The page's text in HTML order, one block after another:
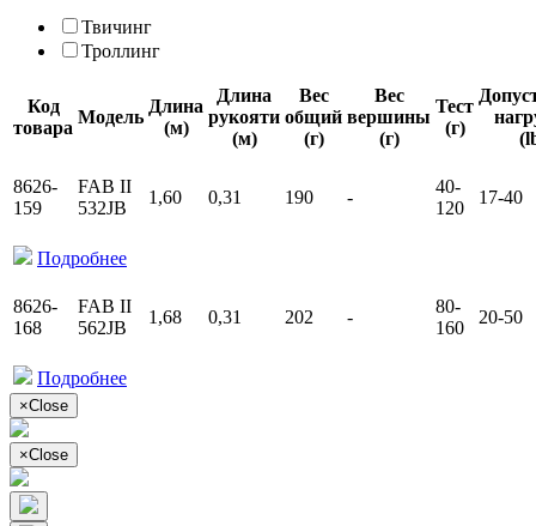
Код
товара
Модель
Длина
(м)
Длина
рукояти
(м)
Вес
общий
(г)
Вес
вершины
(г)
Тест
(г)
8626-
159
FAB II
532JB
1,60 0,31 190 -
40-
120
17-40
Подробнее
8626-
168
FAB II
562JB
1,68 0,31 202 -
80-
160
20-50
Подробнее
×Close
Твичинг
Троллинг
×Close